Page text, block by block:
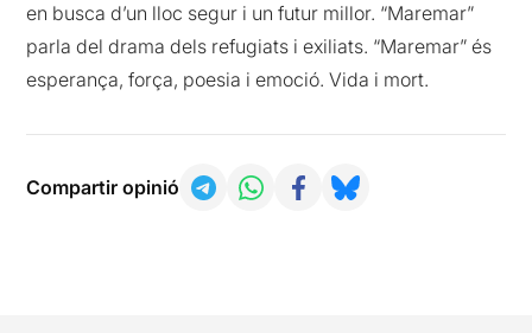
en busca d’un lloc segur i un futur millor. “Maremar”
parla del drama dels refugiats i exiliats. “Maremar” és
esperança, força, poesia i emoció. Vida i mort.
Compartir opinió